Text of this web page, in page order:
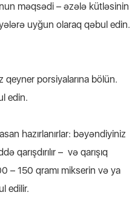
məqsədi – əzələ kütləsinin
uyğun olaraq qəbul edin.
porsiyalarına bölün.
edin.
hazırlanırlar: bəyəndiyiniz
– və qarışıq
– 150 qramı mikserin və ya
edilir.